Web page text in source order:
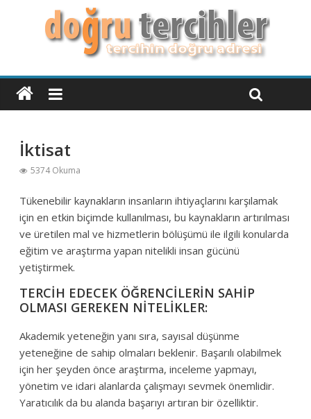
İktisat
5374 Okuma
Tükenebilir kaynakların insanların ihtiyaçlarını karşılamak
için en etkin biçimde kullanılması, bu kaynakların artırılması
ve üretilen mal ve hizmetlerin bölüşümü ile ilgili konularda
eğitim ve araştırma yapan nitelikli insan gücünü
yetiştirmek.
TERCİH EDECEK ÖĞRENCİLERİN SAHİP
OLMASI GEREKEN NİTELİKLER:
Akademik yeteneğin yanı sıra, sayısal düşünme
yeteneğine de sahip olmaları beklenir. Başarılı olabilmek
için her şeyden önce araştırma, inceleme yapmayı,
yönetim ve idari alanlarda çalışmayı sevmek önemlidir.
Yaratıcılık da bu alanda başarıyı artıran bir özelliktir.